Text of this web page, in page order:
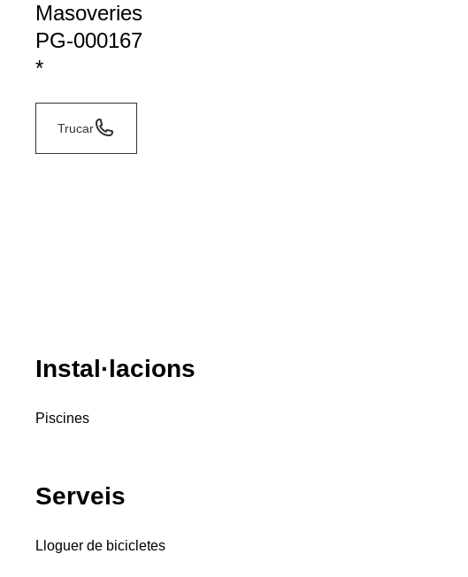
Masoveries
PG-000167
*
Trucar
Instal·lacions
Piscines
Serveis
Lloguer de bicicletes